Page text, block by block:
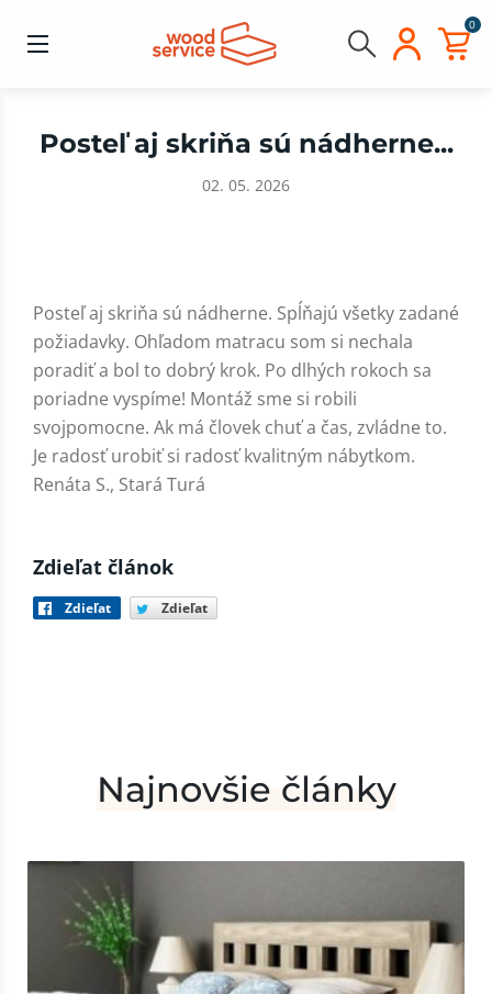
0
​Posteľ aj skriňa sú nádherne...
02. 05. 2026
Posteľ aj skriňa sú nádherne. Spĺňajú všetky zadané
požiadavky. Ohľadom matracu som si nechala
poradiť a bol to dobrý krok. Po dlhých rokoch sa
poriadne vyspíme! Montáž sme si robili
svojpomocne. Ak má človek chuť a čas, zvládne to.
Je radosť urobiť si radosť kvalitným nábytkom.
Renáta S., Stará Turá
Zdieľat článok
Zdieľat Zdieľat
Najnovšie články